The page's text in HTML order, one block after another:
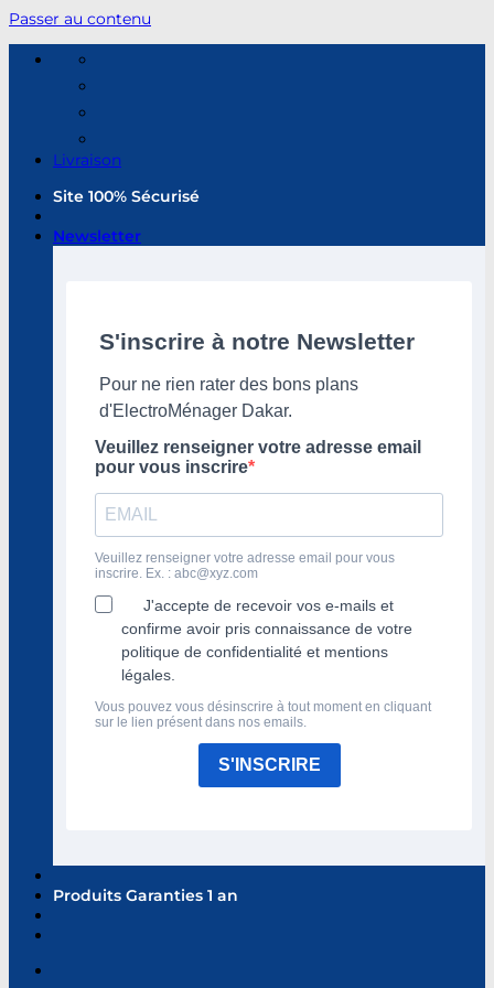
Passer au contenu
Livraison
Site 100% Sécurisé
Newsletter
S'inscrire à notre Newsletter
Pour ne rien rater des bons plans
d'ElectroMénager Dakar.
Veuillez renseigner votre adresse email
pour vous inscrire
Veuillez renseigner votre adresse email pour vous
inscrire. Ex. : abc@xyz.com
J'accepte de recevoir vos e-mails et
confirme avoir pris connaissance de votre
politique de confidentialité et mentions
légales.
Vous pouvez vous désinscrire à tout moment en cliquant
sur le lien présent dans nos emails.
S'INSCRIRE
Produits Garanties 1 an